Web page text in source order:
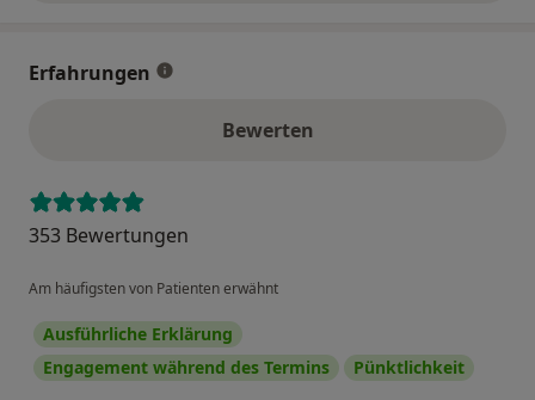
Erfahrungen
Bewerten
353 Bewertungen
Am häufigsten von Patienten erwähnt
Ausführliche Erklärung
Engagement während des Termins
Pünktlichkeit